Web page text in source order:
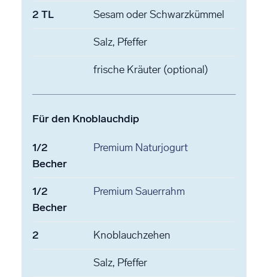
2 TL Sesam oder Schwarzkümmel
Salz, Pfeffer
frische Kräuter (optional)
Für den Knoblauchdip
1/2
Becher
Premium Naturjogurt
1/2
Becher
Premium Sauerrahm
2 Knoblauchzehen
Salz, Pfeffer